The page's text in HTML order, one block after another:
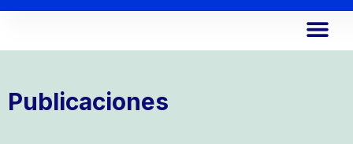
Publicaciones